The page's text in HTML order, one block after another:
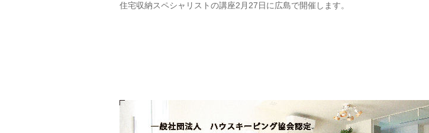
住宅収納スペシャリストの講座2月27日に広島で開催します。